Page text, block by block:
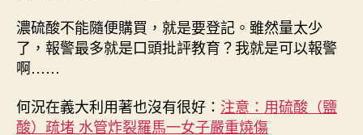
濃硫酸不能隨便購買，就是要登記。雖然量太少
了，報警最多就是口頭批評教育？我就是可以報警
啊……
何況在義大利用著也沒有很好： 注意：用硫酸（鹽
酸）疏堵 水管炸裂羅馬一女子嚴重燒傷